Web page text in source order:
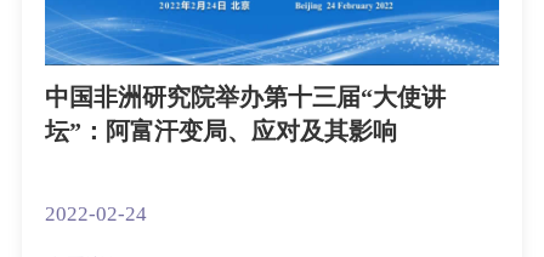
中国非洲研究院举办第十三届“大使讲
坛”：阿富汗变局、应对及其影响
2022-02-24